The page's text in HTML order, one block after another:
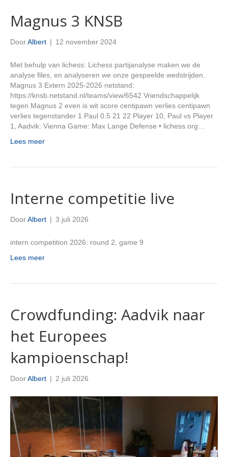
Magnus 3 KNSB
DoorAlbert | 12 november 2024
Met behulp van lichess: Lichess partijanalyse maken we de
analyse files, en analyseren we onze gespeelde wedstrijden.
Magnus 3 Extern 2025-2026 netstand:
https://knsb.netstand.nl/teams/view/6542 Vriendschappelijk
tegen Magnus 2 even is wit score centipawn verlies centipawn
verlies tegenstander 1 Paul 0.5 21 22 Player 10, Paul vs Player
1, Aadvik: Vienna Game: Max Lange Defense • lichess.org…
Lees meer
Interne competitie live
DoorAlbert | 3 juli 2026
intern competition 2026: round 2, game 9
Lees meer
Crowdfunding: Aadvik naar
het Europees
kampioenschap!
DoorAlbert | 2 juli 2026